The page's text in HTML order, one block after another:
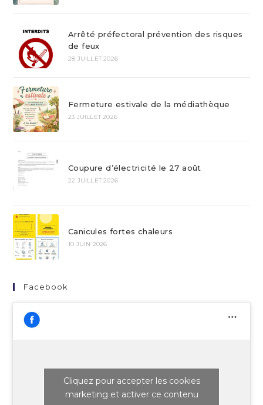
Arrêté préfectoral prévention des risques
de feux
28 JUILLET 2026
Fermeture estivale de la médiathèque
23 JUILLET 2026
Coupure d’électricité le 27 août
22 JUILLET 2026
Canicules fortes chaleurs
10 JUIN 2026
Facebook
Cliquez pour accepter les cookies
marketing et activer ce contenu